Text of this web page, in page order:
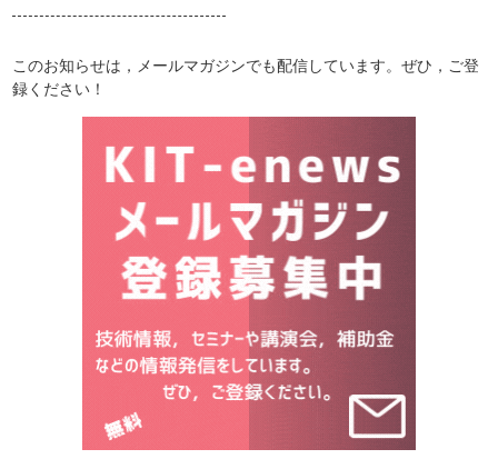
このお知らせは，メールマガジンでも配信しています。ぜひ，ご登
録ください！